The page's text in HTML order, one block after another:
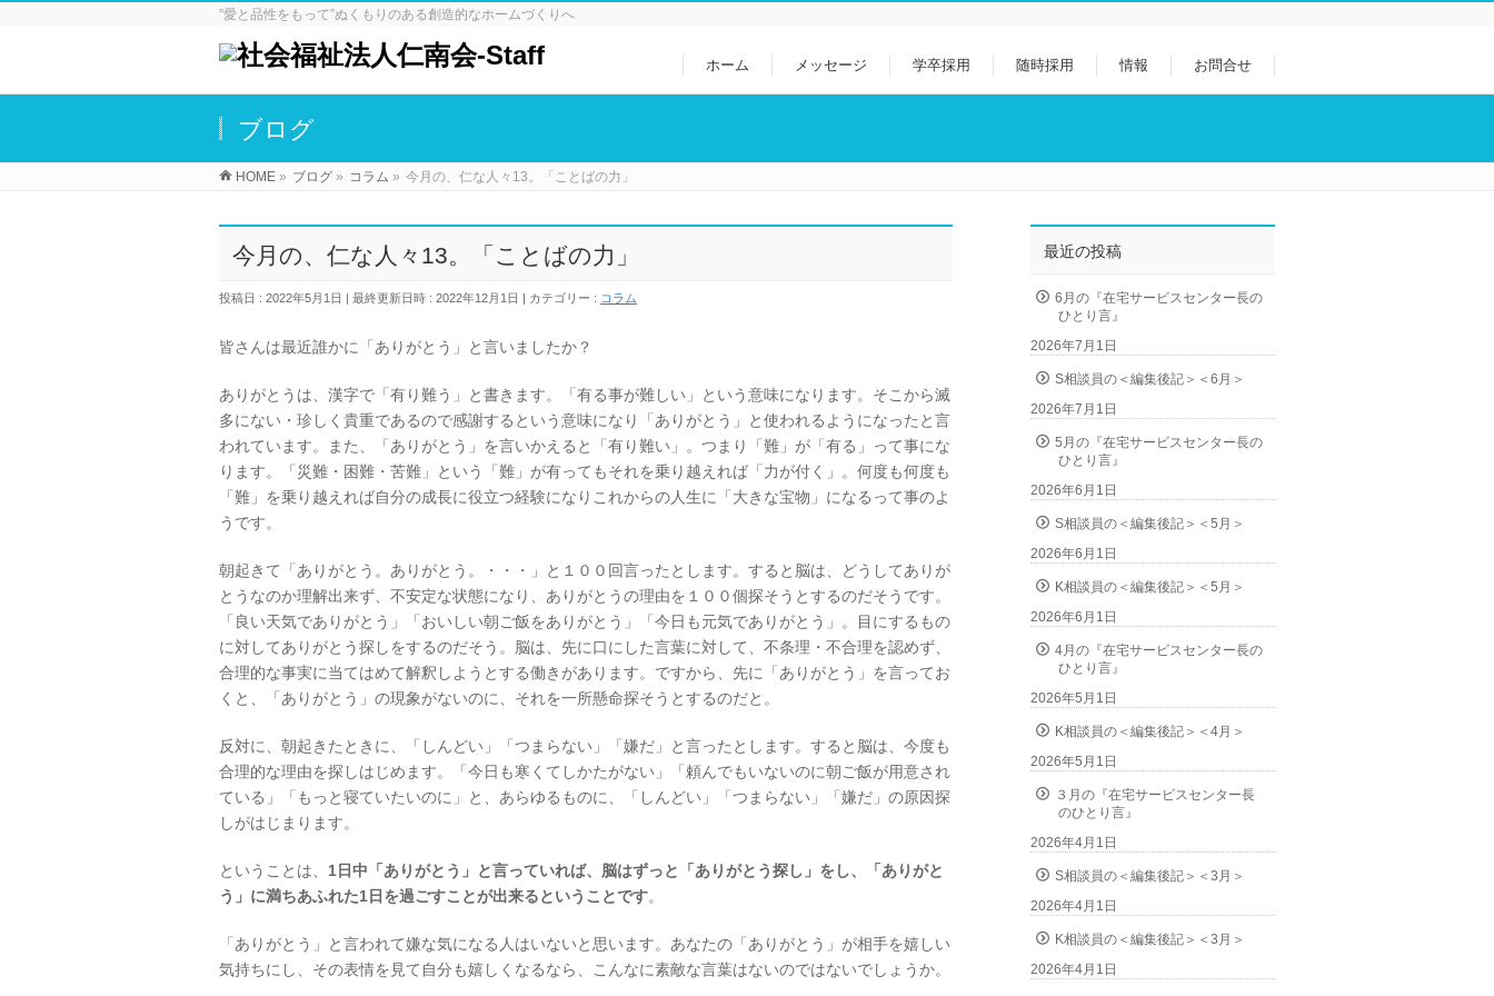
”愛と品性をもって”ぬくもりのある創造的なホームづくりへ
ホーム メッセージ 学卒採用 随時採用 情報 お問合せ
ブログ
HOME » ブログ » コラム » 今月の、仁な人々13。「ことばの力」
今月の、仁な人々13。「ことばの力」
投稿日 : 2022年5月1日 最終更新日時 : 2022年12月1日 カテゴリー : コラム
皆さんは最近誰かに「ありがとう」と言いましたか？
ありがとうは、漢字で「有り難う」と書きます。「有る事が難しい」という意味になります。そこから滅
多にない・珍しく貴重であるので感謝するという意味になり「ありがとう」と使われるようになったと言
われています。また、「ありがとう」を言いかえると「有り難い」。つまり「難」が「有る」って事にな
ります。「災難・困難・苦難」という「難」が有ってもそれを乗り越えれば「力が付く」。何度も何度も
「難」を乗り越えれば自分の成長に役立つ経験になりこれからの人生に「大きな宝物」になるって事のよ
うです。
朝起きて「ありがとう。ありがとう。・・・」と１００回言ったとします。すると脳は、どうしてありが
とうなのか理解出来ず、不安定な状態になり、ありがとうの理由を１００個探そうとするのだそうです。
「良い天気でありがとう」「おいしい朝ご飯をありがとう」「今日も元気でありがとう」。目にするもの
に対してありがとう探しをするのだそう。脳は、先に口にした言葉に対して、不条理・不合理を認めず、
合理的な事実に当てはめて解釈しようとする働きがあります。ですから、先に「ありがとう」を言ってお
くと、「ありがとう」の現象がないのに、それを一所懸命探そうとするのだと。
反対に、朝起きたときに、「しんどい」「つまらない」「嫌だ」と言ったとします。すると脳は、今度も
合理的な理由を探しはじめます。「今日も寒くてしかたがない」「頼んでもいないのに朝ご飯が用意され
ている」「もっと寝ていたいのに」と、あらゆるものに、「しんどい」「つまらない」「嫌だ」の原因探
しがはじまります。
ということは、 1日中「ありがとう」と言っていれば、脳はずっと「ありがとう探し」をし、「ありがと
う」に満ちあふれた1日を過ごすことが出来るということです。
「ありがとう」と言われて嫌な気になる人はいないと思います。あなたの「ありがとう」が相手を嬉しい
気持ちにし、その表情を見て自分も嬉しくなるなら、こんなに素敵な言葉はないのではないでしょうか。
最近の投稿
6月の『在宅サービスセンター長の
ひとり言』
2026年7月1日
S相談員の＜編集後記＞＜6月＞
2026年7月1日
5月の『在宅サービスセンター長の
ひとり言』
2026年6月1日
S相談員の＜編集後記＞＜5月＞
2026年6月1日
K相談員の＜編集後記＞＜5月＞
2026年6月1日
4月の『在宅サービスセンター長の
ひとり言』
2026年5月1日
K相談員の＜編集後記＞＜4月＞
2026年5月1日
３月の『在宅サービスセンター長
のひとり言』
2026年4月1日
S相談員の＜編集後記＞＜3月＞
2026年4月1日
K相談員の＜編集後記＞＜3月＞
2026年4月1日